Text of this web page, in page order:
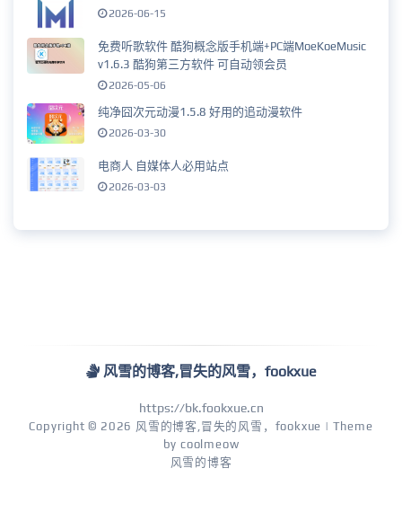
2026-06-15
免费听歌软件 酷狗概念版手机端+PC端MoeKoeMusic
v1.6.3 酷狗第三方软件 可自动领会员
2026-05-06
纯净囧次元动漫1.5.8 好用的追动漫软件
2026-03-30
电商人 自媒体人必用站点
2026-03-03
风雪的博客,冒失的风雪，fookxue
https://bk.fookxue.cn
Copyright © 2026 风雪的博客,冒失的风雪，fookxue | Theme
by coolmeow
风雪的博客